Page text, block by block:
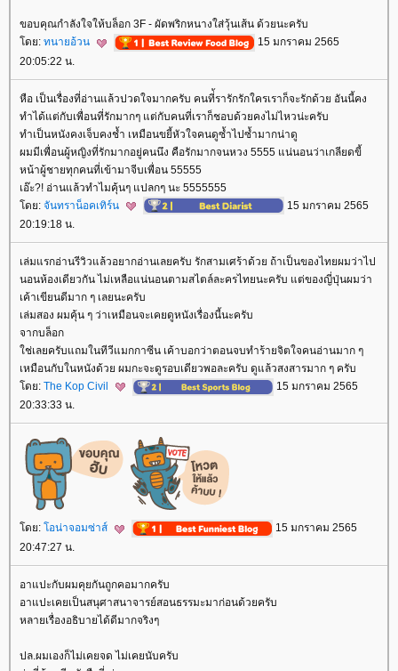
ขอบคุณกำลังใจให้บล็อก 3F - ผัดพริกหนางใส่วุ้นเส้น ด้วยนะครับ
ดย: ทนายอ้วน
15 มกราคม 2565
20:05:22 น.
หือ เป็นเรื่องที่อ่านแล้วปวดใจมากครับ คนที่้รารักรักใครเราก็จะรักด้วย อันนี้คง
ทำได้แต่กับเพื่อนที่รักมากๆ แต่กับคนที่เราก็ชอบด้วยคงไม่ไหวน่ะครับ
ทำเป็นหนังคงเจ็บคงช้ำ เหมือนขยี้หัวใจคนดูซ้ำไปซ้ำมากน่าดู
ผมมีเพื่อนผู้หญิงที่รักมากอยู่คนนึง คือรักมากจนหวง 5555 แน่นอนว่าเกลียดขี้
หน้าผู้ชายทุกคนที่เข้ามาจีบเพื่อน 55555
เอ๊ะ?! อ่านแล้วทำไมคุ้นๆ แปลกๆ นะ 5555555
ดย: จันทราน็อคเทิร์น
15 มกราคม 2565
20:19:18 น.
เล่มแรกอ่านรีวิวแล้วอยากอ่านเลยครับ รักสามเศร้าด้วย ถ้าเป็นของไทยผมว่าไป
นอนห้องเดียวกัน ไม่เหลือแน่นอนตามสไตล์ละครไทยนะครับ แต่ของญี่ปุ่นผมว่า
เค้าเขียนดีมาก ๆ เลยนะครับ
เล่มสอง ผมคุ้น ๆ ว่าเหมือนจะเคยดูหนังเรื่องนี้นะครับ
จากบล็อก
ช่เลยครับแถมในทีวีแมกกาซีน เค้าบอกว่าตอนจบทำร้ายจิตใจคนอ่านมาก ๆ
เหมือนกับในหนังด้วย ผมกะจะดูรอบเดียวพอละครับ ดูแล้วสงสารมาก ๆ ครับ
ดย: The Kop Civil
15 มกราคม 2565
20:33:33 น.
ดย: อน่าจอมซ่าส์
15 มกราคม 2565
20:47:27 น.
อาแปะกับผมคุยกันถูกคอมากครับ
อาแปะเคยเป็นสนุศาสนาจารย์สอนธรรมะมาก่อนด้วยครับ
หลายเรื่องอธิบายได้ดีมากจริงๆ
ปล.ผมเองก็ไม่เคยจด ไม่เคยนับครับ